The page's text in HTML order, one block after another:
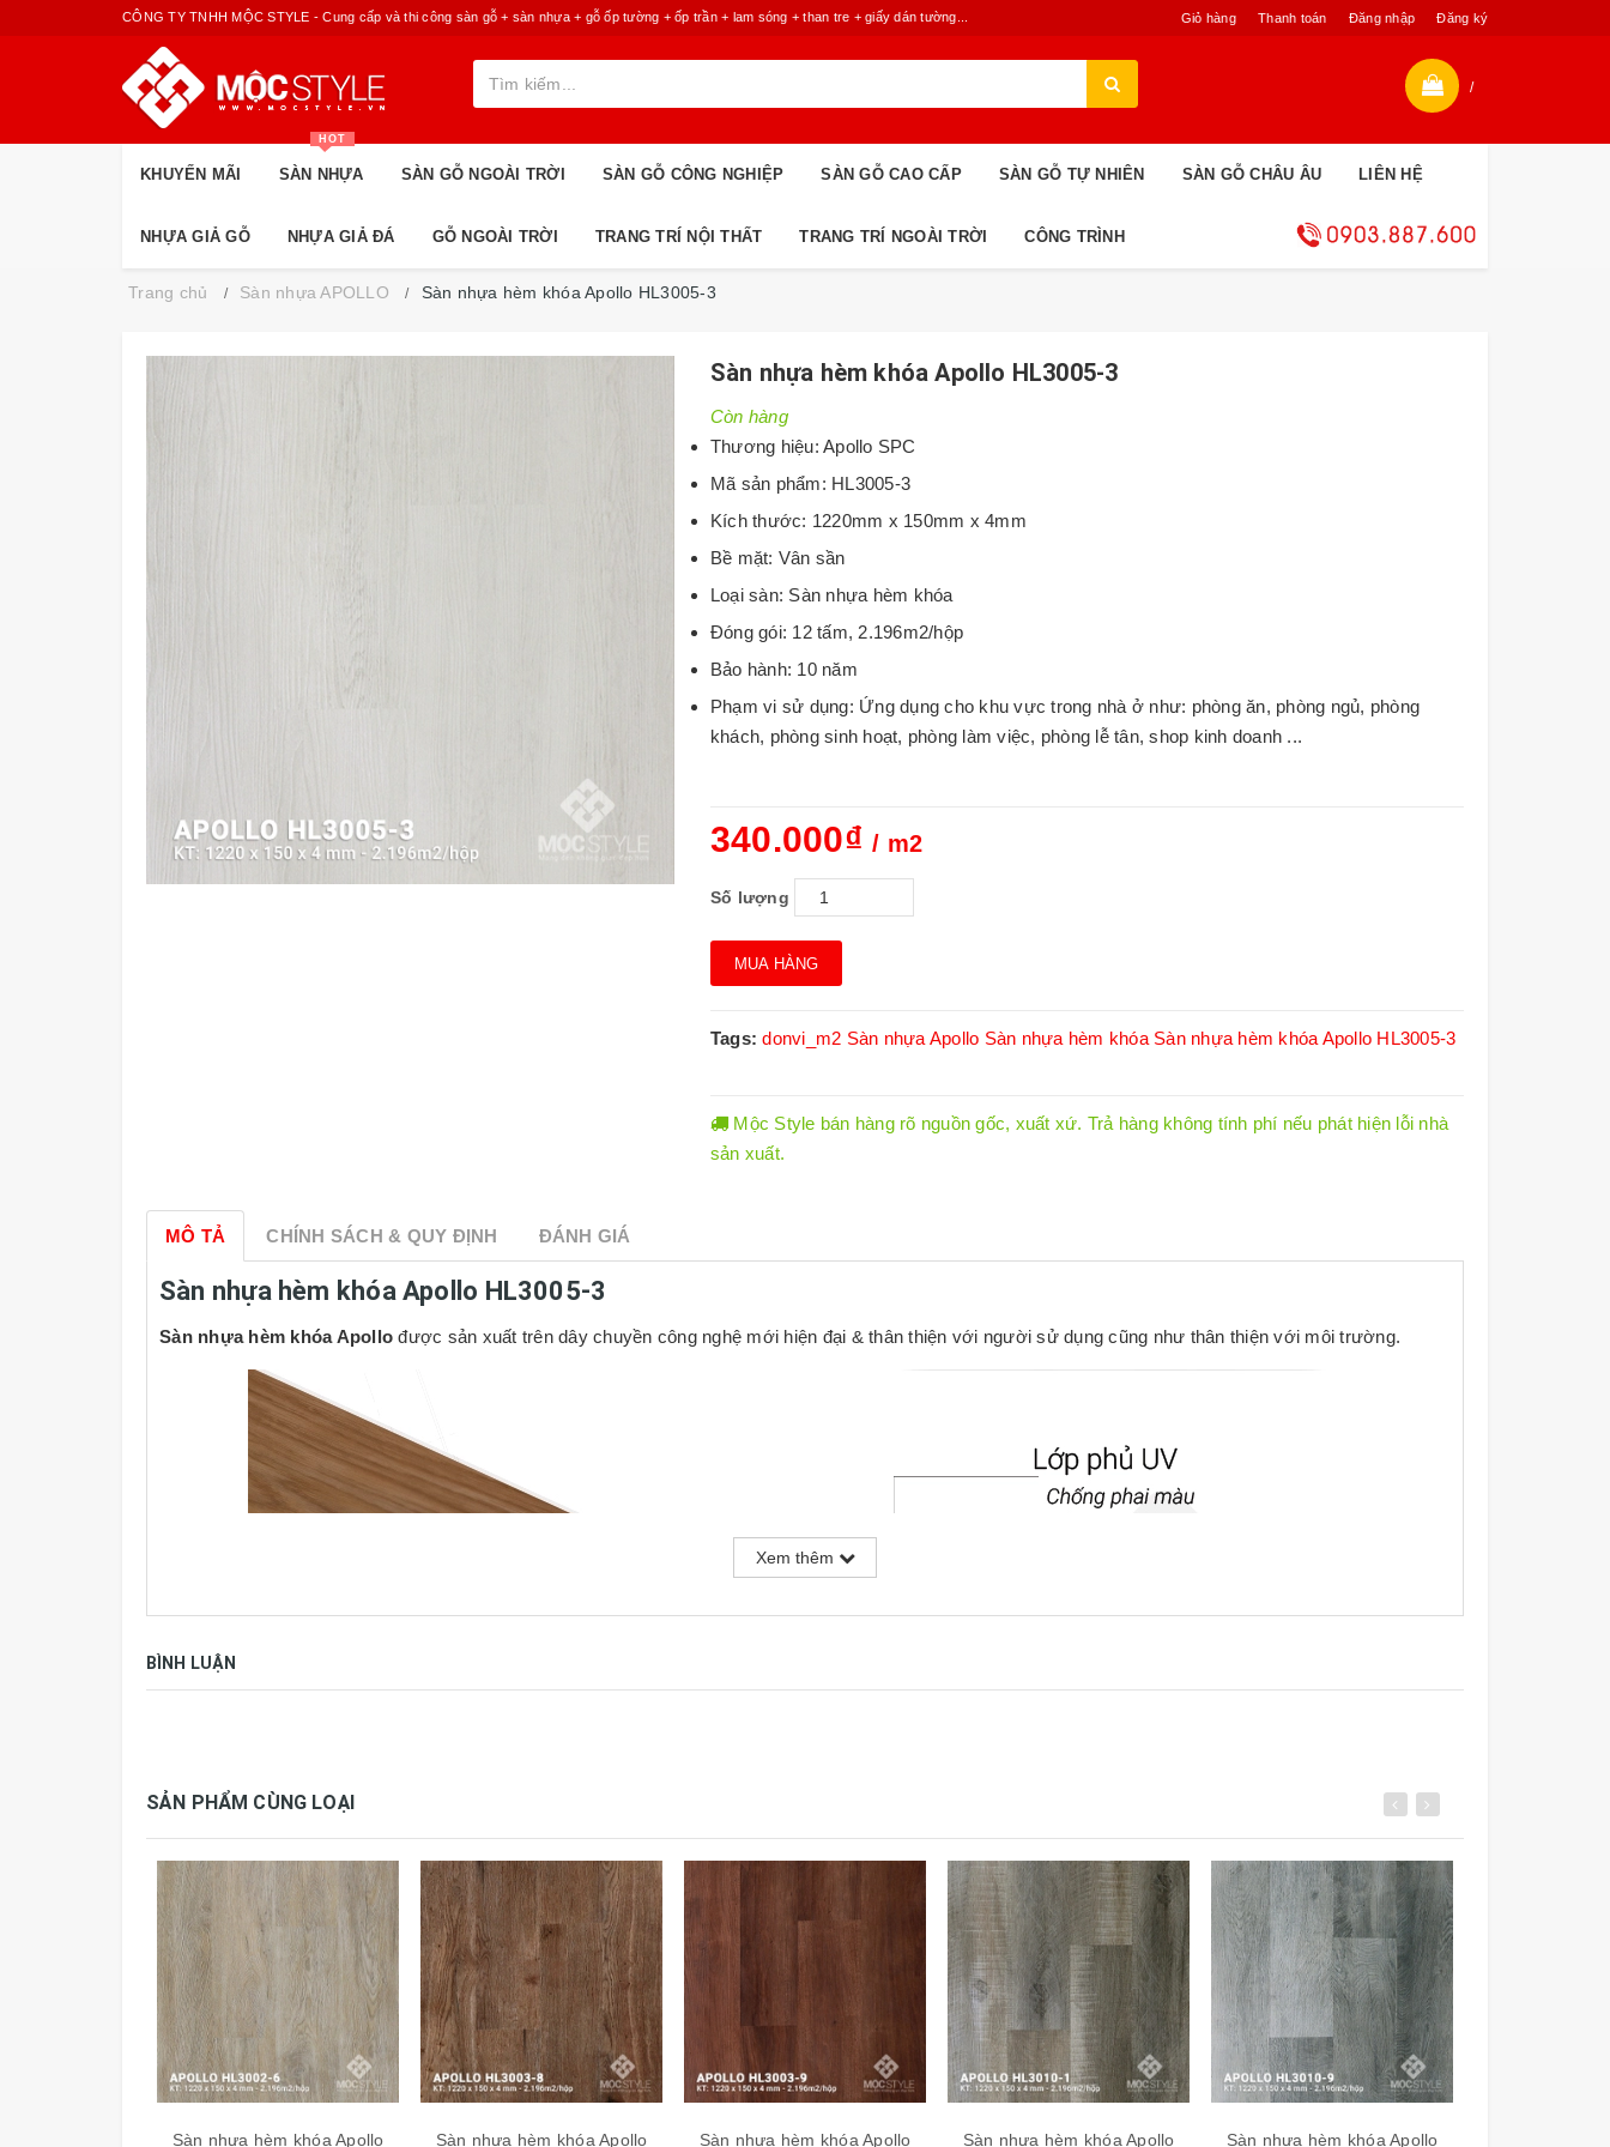
Giỏ hàng Thanh toán Đăng nhập Đăng ký
CÔNG TY TNHH MỘC STYLE - Cung cấp và thi công sàn gỗ + sàn nhựa + gỗ ốp tường + ốp trần + lam sóng + than tre + giấy dán tường...
/
KHUYẾN MÃI SÀN NHỰA
HOT
SÀN GỖ NGOÀI TRỜI SÀN GỖ CÔNG NGHIỆP SÀN GỖ CAO CẤP SÀN GỖ TỰ NHIÊN SÀN GỖ CHÂU ÂU LIÊN HỆ
NHỰA GIẢ GỖ NHỰA GIẢ ĐÁ GỖ NGOÀI TRỜI TRANG TRÍ NỘI THẤT TRANG TRÍ NGOÀI TRỜI CÔNG TRÌNH
Trang chủ Sàn nhựa APOLLO Sàn nhựa hèm khóa Apollo HL3005-3
Sàn nhựa hèm khóa Apollo HL3005-3
Còn hàng
Thương hiệu: Apollo SPC
Mã sản phẩm: HL3005-3
Kích thước: 1220mm x 150mm x 4mm
Bề mặt: Vân sần
Loại sàn: Sàn nhựa hèm khóa
Đóng gói: 12 tấm, 2.196m2/hộp
Bảo hành: 10 năm
Phạm vi sử dụng: Ứng dụng cho khu vực trong nhà ở như: phòng ăn, phòng ngủ, phòng
khách, phòng sinh hoạt, phòng làm việc, phòng lễ tân, shop kinh doanh ...
340.000₫/ m2
Số lượng
MUA HÀNG
Tags:donvi_m2 Sàn nhựa Apollo Sàn nhựa hèm khóa Sàn nhựa hèm khóa Apollo HL3005-3
Mộc Style bán hàng rõ nguồn gốc, xuất xứ. Trả hàng không tính phí nếu phát hiện lỗi nhà
sản xuất.
MÔ TẢ CHÍNH SÁCH & QUY ĐỊNH ĐÁNH GIÁ
Sàn nhựa hèm khóa Apollo HL3005-3
Sàn nhựa hèm khóa Apollo được sản xuất trên dây chuyền công nghệ mới hiện đại & thân thiện với người sử dụng cũng như thân thiện với môi trường.
Thông số kỹ thuật:
Xem thêm
BÌNH LUẬN
SẢN PHẨM CÙNG LOẠI
Sàn nhựa hèm khóa Apollo
Sàn nhựa hèm khóa Apollo
Sàn nhựa hèm khóa Apollo
Sàn nhựa hèm khóa Apollo
Sàn nhựa hèm khóa Apollo